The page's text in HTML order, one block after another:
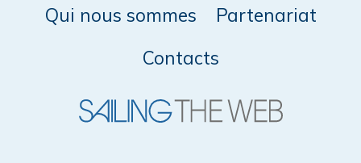
Qui nous sommes
Partenariat
Contacts